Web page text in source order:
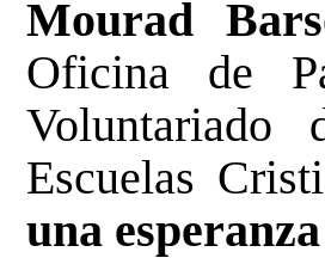
Mourad
Oficina de
Escuelas
una